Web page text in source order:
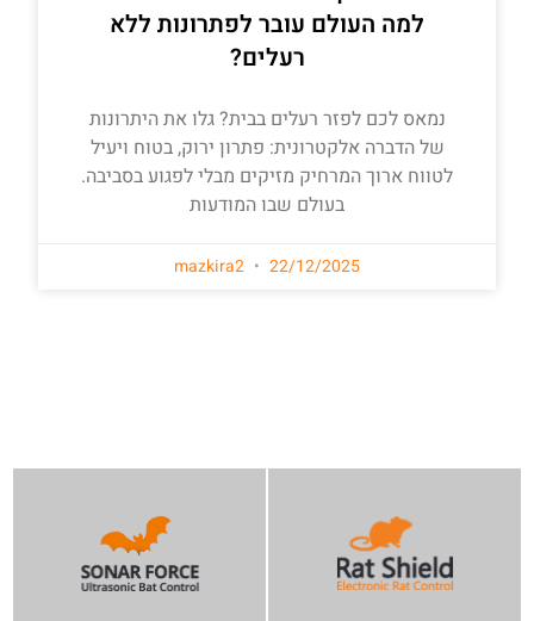
למה העולם עובר לפתרונות ללא
רעלים?
נמאס לכם לפזר רעלים בבית? גלו את היתרונות
של הדברה אלקטרונית: פתרון ירוק, בטוח ויעיל
לטווח ארוך המרחיק מזיקים מבלי לפגוע בסביבה.
בעולם שבו המודעות
mazkira2 22/12/2025